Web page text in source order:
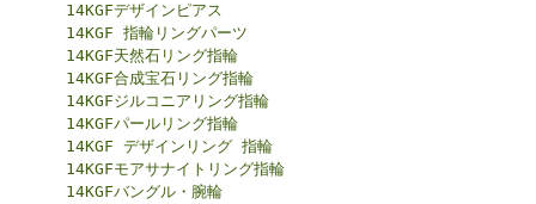
14KGFデザインピアス
14KGF 指輪リングパーツ
14KGF天然石リング指輪
14KGF合成宝石リング指輪
14KGFジルコニアリング指輪
14KGFパールリング指輪
14KGF デザインリング 指輪
14KGFモアサナイトリング指輪
14KGFバングル・腕輪